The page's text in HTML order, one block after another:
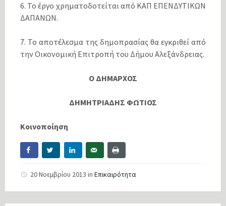
6. Το έργο χρηματοδοτείται από ΚΑΠ ΕΠΕΝΔΥΤΙΚΩΝ
ΔΑΠΑΝΩΝ.
7. Το αποτέλεσμα της δημοπρασίας θα εγκριθεί από
την Οικονομική Επιτροπή του Δήμου Αλεξάνδρειας.
Ο ΔΗΜΑΡΧΟΣ
ΔΗΜΗΤΡΙΑΔΗΣ ΦΩΤΙΟΣ
Κοινοποίηση
20 Νοεμβρίου 2013 in Επικαιρότητα